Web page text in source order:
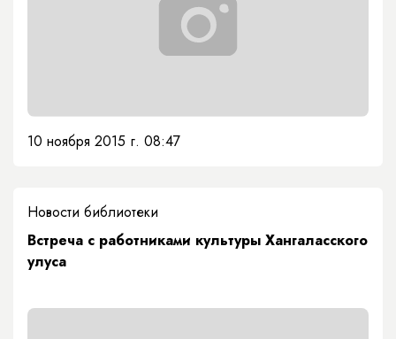
10 ноября 2015 г. 08:47
Новости библиотеки
Встреча с работниками культуры Хангаласского
улуса